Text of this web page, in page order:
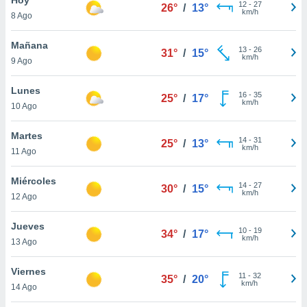
en
más
nuestra
de
cookies
aceptar
8 Ago
26° / 13° 12- 27
km/h
Mañana
9 Ago
31° / 15° 13- 26
km/h
Lunes
10 Ago
25° / 17° 16- 35
km/h
Martes
11 Ago
25° / 13° 14- 31
km/h
Miércoles
12 Ago
30° / 15° 14- 27
km/h
Jueves
13 Ago
34° / 17° 10- 19
km/h
Viernes
14 Ago
35° / 20° 11 - 32
km/h